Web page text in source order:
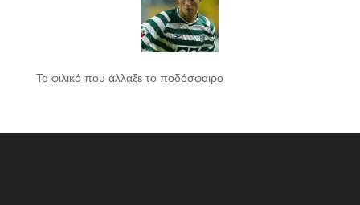
Το φιλικό που άλλαξε το ποδόσφαιρο